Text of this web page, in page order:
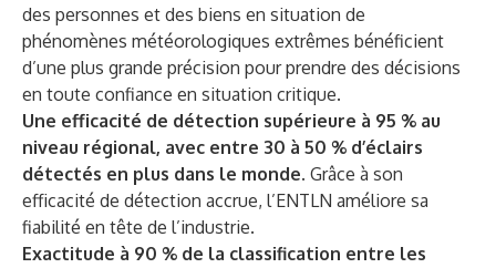
des personnes et des biens en situation de
phénomènes météorologiques extrêmes bénéficient
d’une plus grande précision pour prendre des décisions
en toute confiance en situation critique.
Une efficacité de détection supérieure à 95 % au
niveau régional, avec entre 30 à 50 % d’éclairs
détectés en plus dans le monde. Grâce à son
efficacité de détection accrue, l’ENTLN améliore sa
fiabilité en tête de l’industrie.
Exactitude à 90 % de la classification entre les